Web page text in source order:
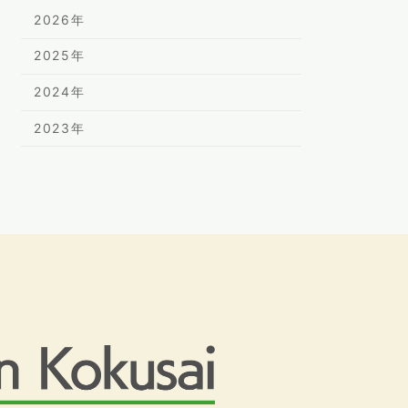
2026年
2025年
2024年
2023年